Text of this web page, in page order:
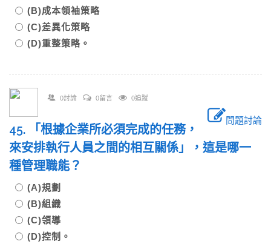
(B)成本領袖策略
(C)差異化策略
(D)重整策略。
0討論 0留言 0追蹤
問題討論
45. 「根據企業所必須完成的任務，
來安排執行人員之間的相互關係」，這是哪一
種管理職能？
(A)規劃
(B)組織
(C)領導
(D)控制。